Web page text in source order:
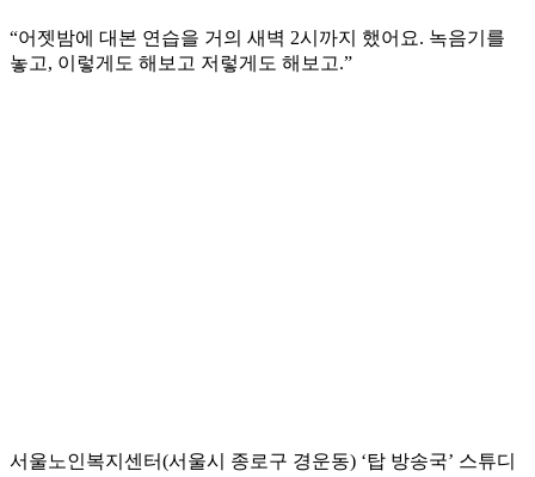
“어젯밤에 대본 연습을 거의 새벽 2시까지 했어요. 녹음기를
놓고, 이렇게도 해보고 저렇게도 해보고.”
서울노인복지센터(서울시 종로구 경운동) ‘탑 방송국’ 스튜디